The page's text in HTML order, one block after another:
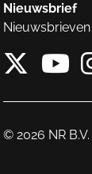
Nieuwsbrief
Nieuwsbrieven
X
© 2026 NR